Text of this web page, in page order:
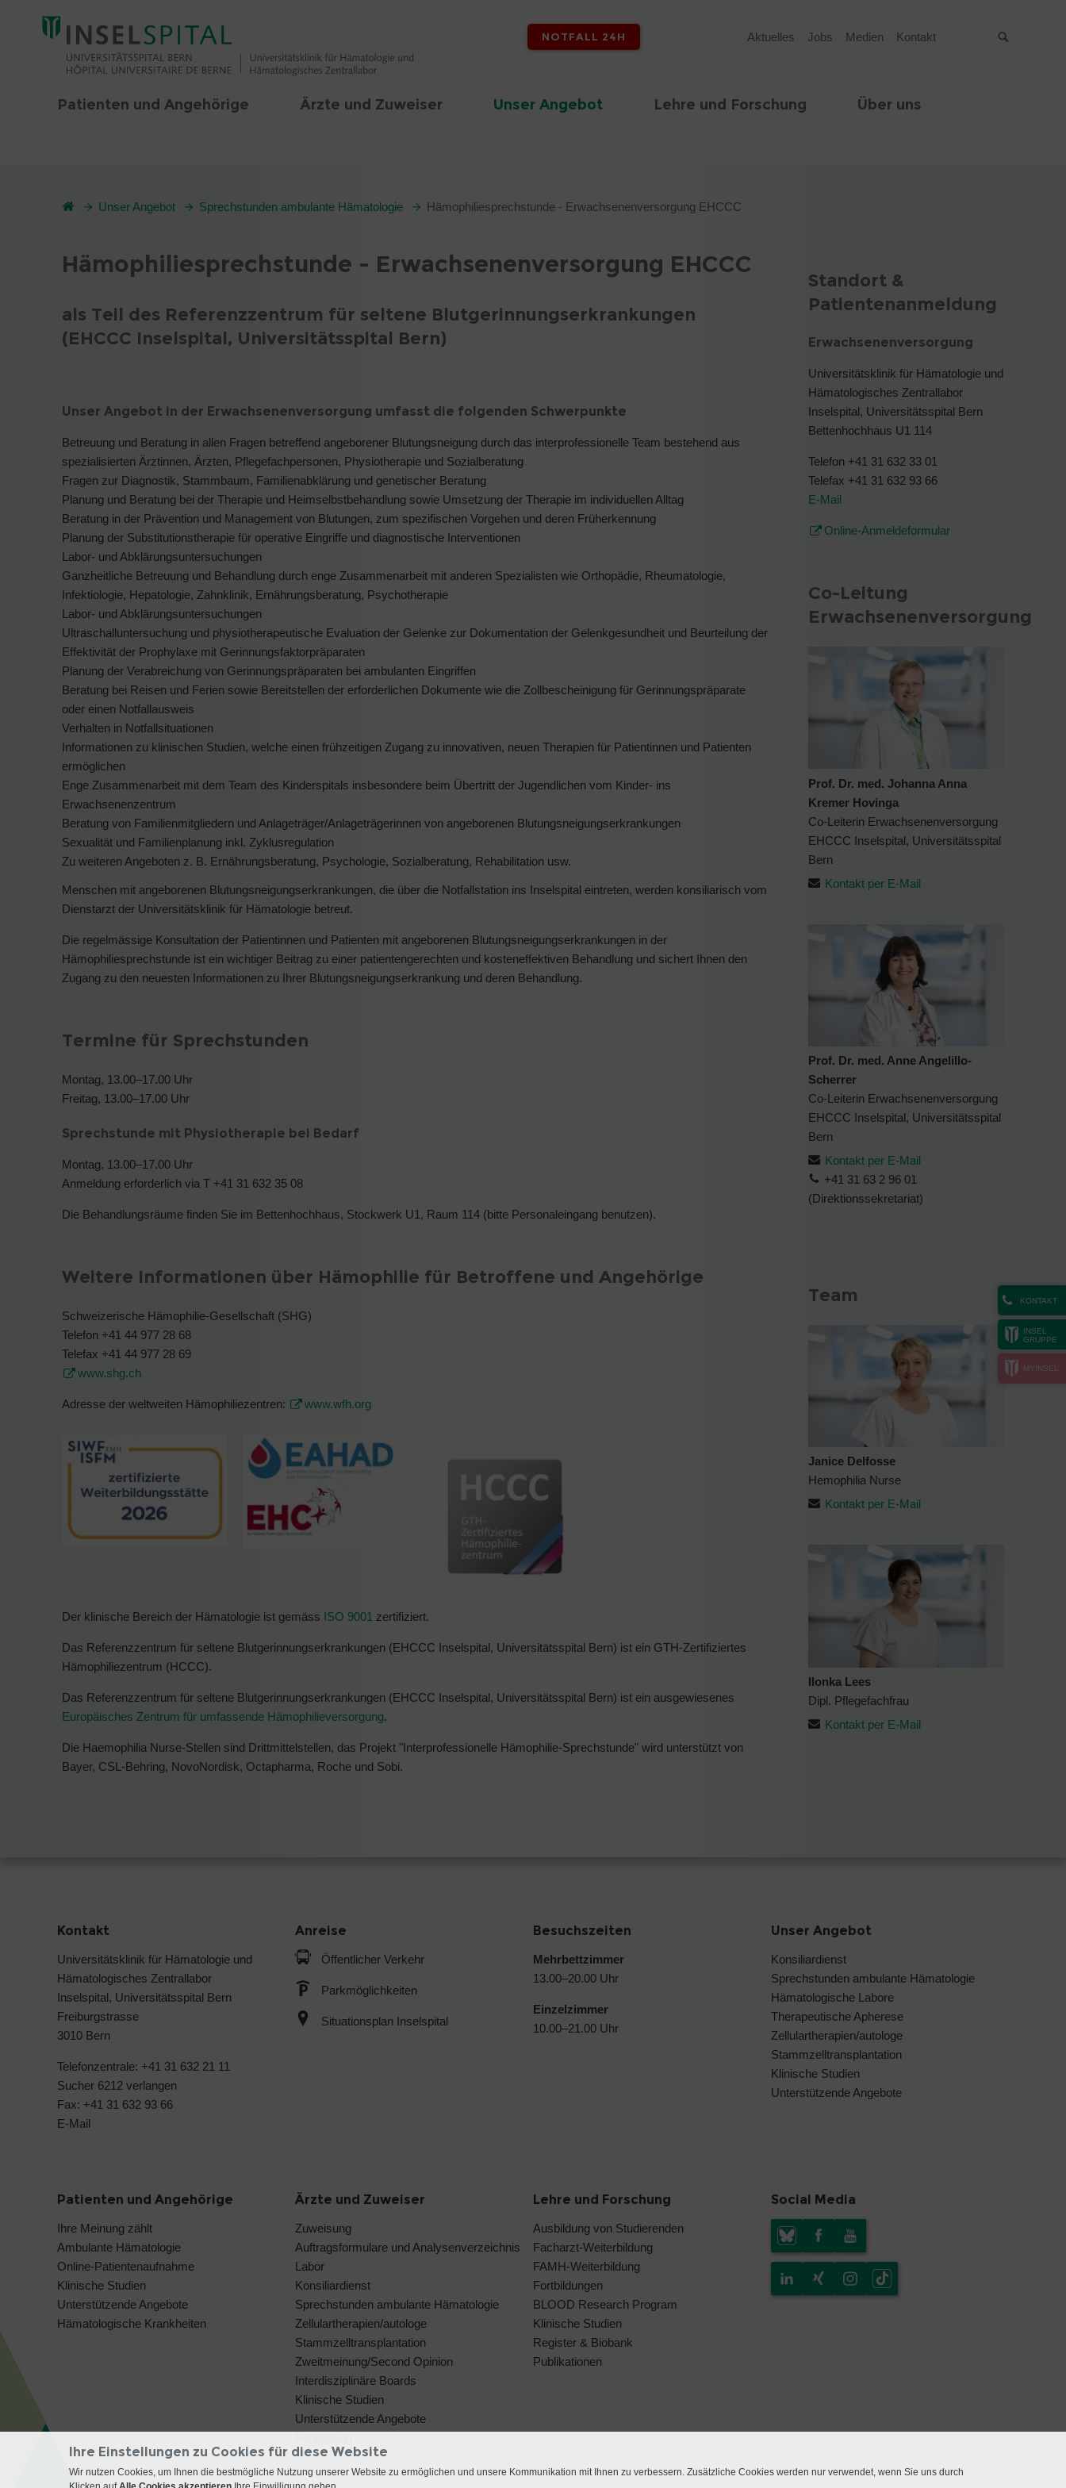
NOTFALL 24H Aktuelles Jobs Medien Kontakt
Patienten und Angehörige Ärzte und Zuweiser Unser Angebot Lehre und Forschung Über uns
KONTAKT
INSEL
GRUPPE
MYINSEL
Unser Angebot Sprechstunden ambulante Hämatologie Hämophiliesprechstunde - Erwachsenenversorgung EHCCC
Hämophiliesprechstunde - Erwachsenenversorgung EHCCC
als Teil des Referenzzentrum für seltene Blutgerinnungserkrankungen
(EHCCC Inselspital, Universitätsspital Bern)
Unser Angebot in der Erwachsenenversorgung umfasst die folgenden Schwerpunkte
Betreuung und Beratung in allen Fragen betreffend angeborener Blutungsneigung durch das interprofessionelle Team bestehend aus
spezialisierten Ärztinnen, Ärzten, Pflegefachpersonen, Physiotherapie und Sozialberatung
Fragen zur Diagnostik, Stammbaum, Familienabklärung und genetischer Beratung
Planung und Beratung bei der Therapie und Heimselbstbehandlung sowie Umsetzung der Therapie im individuellen Alltag
Beratung in der Prävention und Management von Blutungen, zum spezifischen Vorgehen und deren Früherkennung
Planung der Substitutionstherapie für operative Eingriffe und diagnostische Interventionen
Labor- und Abklärungsuntersuchungen
Ganzheitliche Betreuung und Behandlung durch enge Zusammenarbeit mit anderen Spezialisten wie Orthopädie, Rheumatologie,
Infektiologie, Hepatologie, Zahnklinik, Ernährungsberatung, Psychotherapie
Labor- und Abklärungsuntersuchungen
Ultraschalluntersuchung und physiotherapeutische Evaluation der Gelenke zur Dokumentation der Gelenkgesundheit und Beurteilung der
Effektivität der Prophylaxe mit Gerinnungsfaktorpräparaten
Planung der Verabreichung von Gerinnungspräparaten bei ambulanten Eingriffen
Beratung bei Reisen und Ferien sowie Bereitstellen der erforderlichen Dokumente wie die Zollbescheinigung für Gerinnungspräparate
oder einen Notfallausweis
Verhalten in Notfallsituationen
Informationen zu klinischen Studien, welche einen frühzeitigen Zugang zu innovativen, neuen Therapien für Patientinnen und Patienten
ermöglichen
Enge Zusammenarbeit mit dem Team des Kinderspitals insbesondere beim Übertritt der Jugendlichen vom Kinder- ins
Erwachsenenzentrum
Beratung von Familienmitgliedern und Anlageträger/Anlageträgerinnen von angeborenen Blutungsneigungserkrankungen
Sexualität und Familienplanung inkl. Zyklusregulation
Zu weiteren Angeboten z. B. Ernährungsberatung, Psychologie, Sozialberatung, Rehabilitation usw.
Menschen mit angeborenen Blutungsneigungserkrankungen, die über die Notfallstation ins Inselspital eintreten, werden konsiliarisch vom
Dienstarzt der Universitätsklinik für Hämatologie betreut.
Die regelmässige Konsultation der Patientinnen und Patienten mit angeborenen Blutungsneigungserkrankungen in der
Hämophiliesprechstunde ist ein wichtiger Beitrag zu einer patientengerechten und kosteneffektiven Behandlung und sichert Ihnen den
Zugang zu den neuesten Informationen zu Ihrer Blutungsneigungserkrankung und deren Behandlung.
Termine für Sprechstunden
Montag, 13.00–17.00 Uhr
Freitag, 13.00–17.00 Uhr
Sprechstunde mit Physiotherapie bei Bedarf
Montag, 13.00–17.00 Uhr
Anmeldung erforderlich via T +41 31 632 35 08
Die Behandlungsräume finden Sie im Bettenhochhaus, Stockwerk U1, Raum 114 (bitte Personaleingang benutzen).
Weitere Informationen über Hämophilie für Betroffene und Angehörige
Schweizerische Hämophilie-Gesellschaft (SHG)
Telefon +41 44 977 28 68
Telefax +41 44 977 28 69
www.shg.ch
Adresse der weltweiten Hämophiliezentren: www.wfh.org
Der klinische Bereich der Hämatologie ist gemäss ISO 9001 zertifiziert.
Das Referenzzentrum für seltene Blutgerinnungserkrankungen (EHCCC Inselspital, Universitätsspital Bern) ist ein GTH-Zertifiziertes
Hämophiliezentrum (HCCC).
Das Referenzzentrum für seltene Blutgerinnungserkrankungen (EHCCC Inselspital, Universitätsspital Bern) ist ein ausgewiesenes
Europäisches Zentrum für umfassende Hämophilieversorgung.
Die Haemophilia Nurse-Stellen sind Drittmittelstellen, das Projekt "Interprofessionelle Hämophilie-Sprechstunde" wird unterstützt von
Bayer, CSL-Behring, NovoNordisk, Octapharma, Roche und Sobi.
Standort &
Patientenanmeldung
Erwachsenenversorgung
Universitätsklinik für Hämatologie und
Hämatologisches Zentrallabor
Inselspital, Universitätsspital Bern
Bettenhochhaus U1 114
Telefon +41 31 632 33 01
Telefax +41 31 632 93 66
E-Mail
Online-Anmeldeformular
Co-Leitung
Erwachsenenversorgung
Prof. Dr. med. Johanna Anna
Kremer Hovinga
Co-Leiterin Erwachsenenversorgung
EHCCC Inselspital, Universitätsspital
Bern
Kontakt per E-Mail
Prof. Dr. med. Anne Angelillo-
Scherrer
Co-Leiterin Erwachsenenversorgung
EHCCC Inselspital, Universitätsspital
Bern
Kontakt per E-Mail
+41 31 63 2 96 01
(Direktionssekretariat)
Team
Janice Delfosse
Hemophilia Nurse
Kontakt per E-Mail
Ilonka Lees
Dipl. Pflegefachfrau
Kontakt per E-Mail
Kontakt
Universitätsklinik für Hämatologie und
Hämatologisches Zentrallabor
Inselspital, Universitätsspital Bern
Freiburgstrasse
3010 Bern
Telefonzentrale: +41 31 632 21 11
Sucher 6212 verlangen
Fax: +41 31 632 93 66
E-Mail
Anreise
Öffentlicher Verkehr
Parkmöglichkeiten
Situationsplan Inselspital
Besuchszeiten
Mehrbettzimmer
13.00–20.00 Uhr
Einzelzimmer
10.00–21.00 Uhr
Unser Angebot
Konsiliardienst
Sprechstunden ambulante Hämatologie
Hämatologische Labore
Therapeutische Apherese
Zellulartherapien/autologe
Stammzelltransplantation
Klinische Studien
Unterstützende Angebote
Patienten und Angehörige
Ihre Meinung zählt
Ambulante Hämatologie
Online-Patientenaufnahme
Klinische Studien
Unterstützende Angebote
Hämatologische Krankheiten
Ärzte und Zuweiser
Zuweisung
Auftragsformulare und Analysenverzeichnis
Labor
Konsiliardienst
Sprechstunden ambulante Hämatologie
Zellulartherapien/autologe
Stammzelltransplantation
Zweitmeinung/Second Opinion
Interdisziplinäre Boards
Klinische Studien
Unterstützende Angebote
Lehre und Forschung
Ausbildung von Studierenden
Facharzt-Weiterbildung
FAMH-Weiterbildung
Fortbildungen
BLOOD Research Program
Klinische Studien
Register & Biobank
Publikationen
Social Media
Ihre Einstellungen zu Cookies für diese Website
Wir nutzen Cookies, um Ihnen die bestmögliche Nutzung unserer Website zu ermöglichen und unsere Kommunikation mit Ihnen zu verbessern. Zusätzliche Cookies werden nur verwendet, wenn Sie uns durch